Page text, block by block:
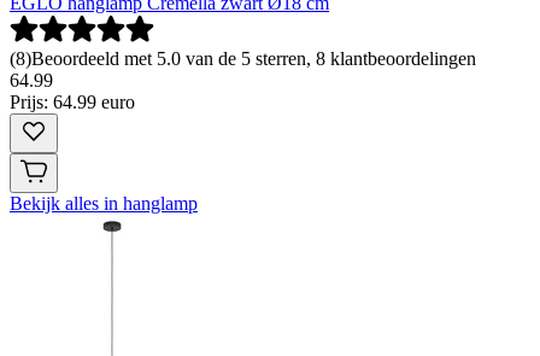
(8)Beoordeeld met 5.0 van de 5 sterren, 8 klantbeoordelingen
64.99
Prijs: 64.99 euro
Bekijk alles in hanglamp